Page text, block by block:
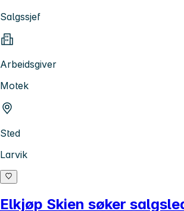
Salgssjef
Arbeidsgiver
Motek
Sted
Larvik
Elkjøp Skien søker